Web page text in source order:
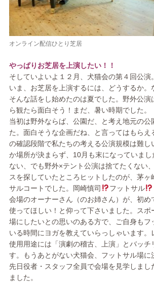
オンライン配信ひとり芝居
やっぱりお芝居を上演したい！！
そしていよいよ１２月、犬猫会の第４回公演。
いま、お芝居を上演するには、どうするか。
そんな話をし始めたのは夏でした。野外公演
ら観たら面白そう！まだ、暑い時期でした。
当初は野外ならば、公園だ、と考え地元の公
た。面白そうな企画だね、と言ってはもらえ
の確認段階で私たちの考える公演規模は難し
か場所が決まらず、10月も末になっていま
ない、でも野外×テント公演は捨てたくない
スを探していたところヒットしたのが、茅ヶ
サルコートでした。岡崎慎司
フットサル
会場のオーナーさん（のお姉さん）が、初め
使ってほしい！と仰って下さいました。スポ
場にしたいとの思いのある方で、ご自身もフ
いる時間にヨガを教えていらっしゃいます。
使用用途には「演劇の稽古、上演」とバッチ
す。もうあとがない犬猫会、フットサル場に
先日役者・スタッフ全員で会場を見学しまし
ました。